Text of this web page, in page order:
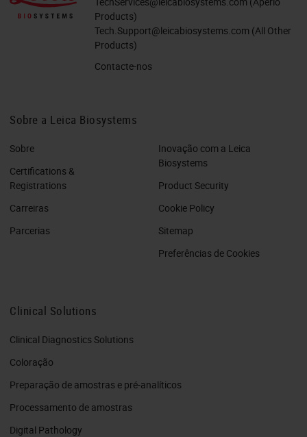
Products)
Tech.Support@leicabiosystems.com (All Other
Products)
Contacte-nos
Sobre a Leica Biosystems
Sobre
Certifications &
Registrations
Carreiras
Parcerias
Inovação com a Leica
Biosystems
Product Security
Cookie Policy
Sitemap
Preferências de Cookies
Clinical Solutions
Clinical Diagnostics Solutions
Coloração
Preparação de amostras e pré-analíticos
Processamento de amostras
Digital Pathology